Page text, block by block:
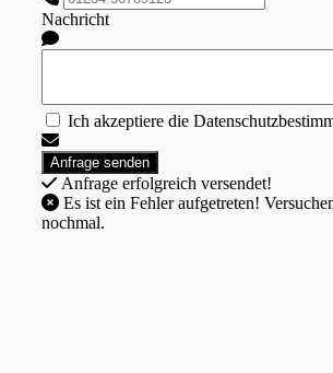
Nachricht
Ich akzeptiere die
Anfrage erfolgreich versendet!
nochmal.